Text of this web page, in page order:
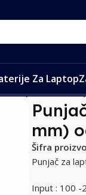
Za Laptop
(4.0*1.35
mm)
Šifra
Punjač za
Input : 100 -